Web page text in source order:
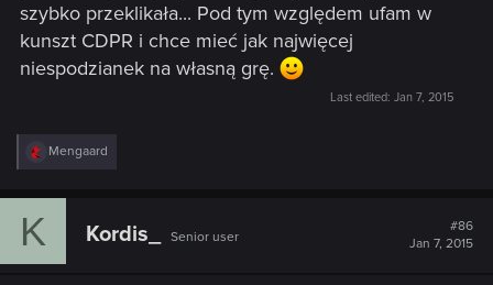
szybko przeklikała... Pod tym względem ufam w
kunszt CDPR i chce mieć jak najwięcej
niespodzianek na własną grę.
Last edited: Jan 7, 2015
R
e
c
Mengaard
K Kordis_ Senior user
#86
Jan 7, 2015